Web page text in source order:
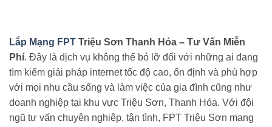
Lắp Mạng FPT Triệu Sơn Thanh Hóa – Tư Vấn Miễn
Phí. Đây là dịch vụ không thể bỏ lỡ đối với những ai đang
tìm kiếm giải pháp internet tốc độ cao, ổn định và phù hợp
với mọi nhu cầu sống và làm việc của gia đình cũng như
doanh nghiệp tại khu vực Triệu Sơn, Thanh Hóa. Với đội
ngũ tư vấn chuyên nghiệp, tận tình, FPT Triệu Sơn mang